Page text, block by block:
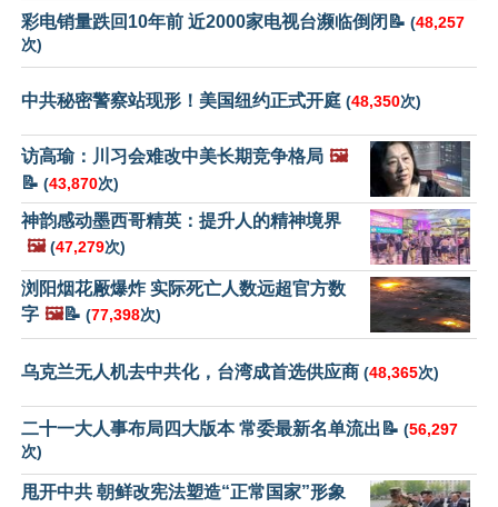
彩电销量跌回10年前 近2000家电视台濒临倒闭📝 (48,257
次)
中共秘密警察站现形！美国纽约正式开庭 (48,350次)
访高瑜：川习会难改中美长期竞争格局 🖼️
📝 (43,870次)
神韵感动墨西哥精英：提升人的精神境界
🖼️ (47,279次)
浏阳烟花厰爆炸 实际死亡人数远超官方数
字 🖼️📝 (77,398次)
乌克兰无人机去中共化，台湾成首选供应商 (48,365次)
二十一大人事布局四大版本 常委最新名单流出📝 (56,297
次)
甩开中共 朝鲜改宪法塑造“正常国家”形象